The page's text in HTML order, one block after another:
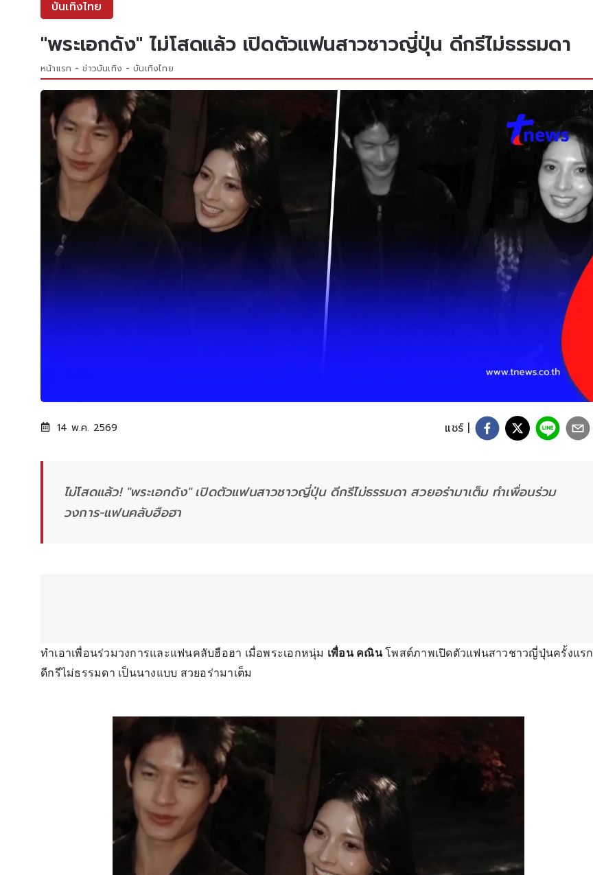
บันเทิงไทย
"พระเอกดัง" ไม่โสดแล้ว เปิดตัวแฟนสาวชาวญี่ปุ่น ดีกรีไม่ธรรมดา
หน้าแรก ข่าวบันเทิง บันเทิงไทย
14 พ.ค. 2569 แชร์ |
ไม่โสดแล้ว! "พระเอกดัง" เปิดตัวแฟนสาวชาวญี่ปุ่น ดีกรีไม่ธรรมดา สวยอร่ามาเต็ม ทำเพื่อนร่วม
วงการ-แฟนคลับฮือฮา
ทำเอาเพื่อนร่วมวงการและแฟนคลับฮือฮา เมื่อพระเอกหนุ่ม เพื่อน คณินโพสต์ภาพเปิดตัวแฟนสาวชาวญี่ปุ่นครั้งแรก
ดีกรีไม่ธรรมดา เป็นนางแบบ สวยอร่ามาเต็ม